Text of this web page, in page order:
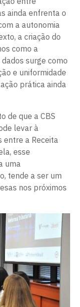
ainda enfrenta o
a autonomia
a criação do
como a
surge como
e uniformidade
prática ainda
de que a CBS
levar à
entre a Receita
esse
uma
tende a ser um
nos próximos